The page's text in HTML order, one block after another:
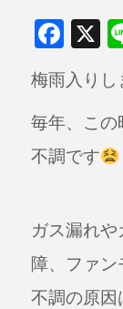
F
a
c
e
b
k
X
梅雨入りし
毎年、この
不調です
ガス漏れ
障、ファ
不調の原因